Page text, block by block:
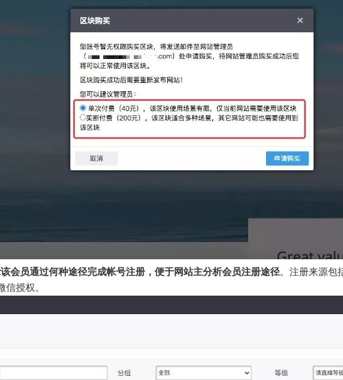
会员通过何种途径完成帐号注册，便于网站主分析会员注册途径。注册来源包
信授权。